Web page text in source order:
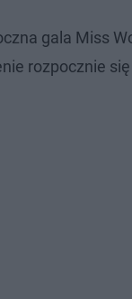
gala Miss
rozpocznie